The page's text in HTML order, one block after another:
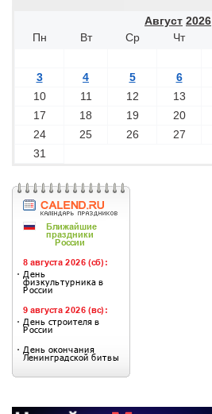
Август 2026
Пн
Вт Ср Чт
3
4 5 6
10
11 12 13
17
18 19 20
24
25 26 27
31